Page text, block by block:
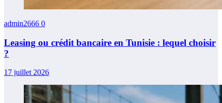
admin2666 0
Leasing ou crédit bancaire en Tunisie : lequel choisir
?
17 juillet 2026